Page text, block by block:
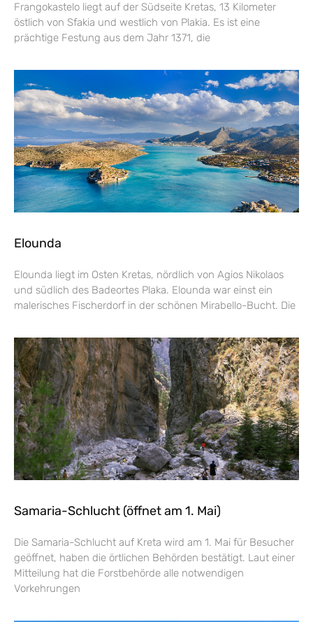
Frangokastelo liegt auf der Südseite Kretas, 13 Kilometer
östlich von Sfakia und westlich von Plakia. Es ist eine
prächtige Festung aus dem Jahr 1371, die
Elounda
Elounda liegt im Osten Kretas, nördlich von Agios Nikolaos
und südlich des Badeortes Plaka. Elounda war einst ein
malerisches Fischerdorf in der schönen Mirabello-Bucht. Die
Samaria-Schlucht (öffnet am 1. Mai)
Die Samaria-Schlucht auf Kreta wird am 1. Mai für Besucher
geöffnet, haben die örtlichen Behörden bestätigt. Laut einer
Mitteilung hat die Forstbehörde alle notwendigen
Vorkehrungen